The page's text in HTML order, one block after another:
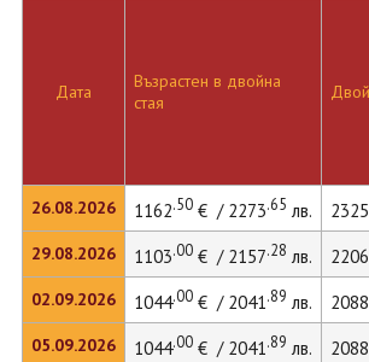
Дата
26.08.2026
29.08.2026
02.09.2026
05.09.2026
Възрастен в двойна
стая
1162.50€ / 2273.65 лв. 2325
1103.00€ / 2157.28 лв. 2206
1044.00€ / 2041.89 лв. 2088
1044.00€ / 2041.89 лв. 2088